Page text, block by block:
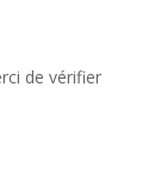
de vérifier